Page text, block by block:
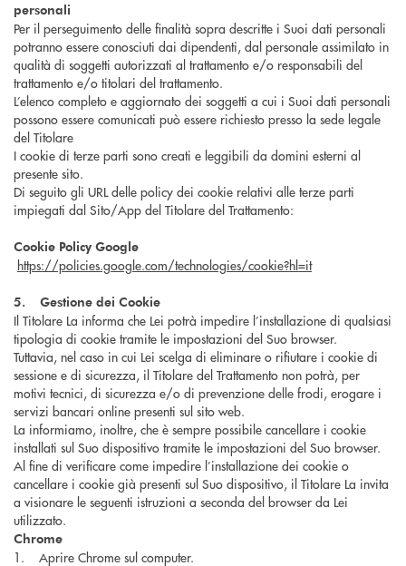
personali
Per il perseguimento delle finalità sopra descritte i Suoi dati personali
potranno essere conosciuti dai dipendenti, dal personale assimilato in
qualità di soggetti autorizzati al trattamento e/o responsabili del
trattamento e/o titolari del trattamento.
L’elenco completo e aggiornato dei soggetti a cui i Suoi dati personali
possono essere comunicati può essere richiesto presso la sede legale
del Titolare
I cookie di terze parti sono creati e leggibili da domini esterni al
presente sito.
Di seguito gli URL delle policy dei cookie relativi alle terze parti
impiegati dal Sito/App del Titolare del Trattamento:
Cookie Policy Google
https://policies.google.com/technologies/cookie?hl=it
5. Gestione dei Cookie
Il Titolare La informa che Lei potrà impedire l’installazione di qualsiasi
tipologia di cookie tramite le impostazioni del Suo browser.
Tuttavia, nel caso in cui Lei scelga di eliminare o rifiutare i cookie di
sessione e di sicurezza, il Titolare del Trattamento non potrà, per
motivi tecnici, di sicurezza e/o di prevenzione delle frodi, erogare i
servizi bancari online presenti sul sito web.
La informiamo, inoltre, che è sempre possibile cancellare i cookie
installati sul Suo dispositivo tramite le impostazioni del Suo browser.
Al fine di verificare come impedire l’installazione dei cookie o
cancellare i cookie già presenti sul Suo dispositivo, il Titolare La invita
a visionare le seguenti istruzioni a seconda del browser da Lei
utilizzato.
Chrome
1. Aprire Chrome sul computer.